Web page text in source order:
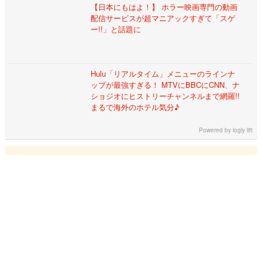
【日本にもはよ！】 ホラー映画専門の動画
配信サービスが超マニアックすぎて「スゲ
ー!!」と話題に
Hulu「リアルタイム」メニューのラインナ
ップが最強すぎる！ MTVにBBCにCNN、ナ
ショジオにヒストリーチャンネルまで網羅!!
まるで海外のホテル気分♪
Powered bylogly lift